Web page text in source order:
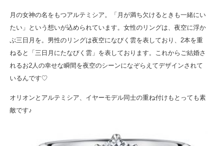
月の女神の名をもつアルテミシア。「月が満ち欠けるときも一緒にい
たい」という想いが込められています。女性のリングは、夜空に浮か
ぶ三日月を。男性のリングは夜空になびく雲を表しており、2本を重
ねると「三日月にたなびく雲」を表しております。これからご結婚さ
れるお2人の幸せな瞬間を夜空のシーンになぞらえてデザインされて
いるんです♡
オリオンとアルテミシア、イヤーモデル同士の重ね付けもとっても素
敵です♪